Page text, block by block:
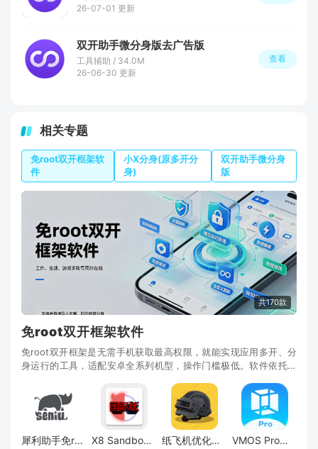
26-07-01 更新
双开助手微分身版去广告版
工具辅助 / 34.0M
26-06-30 更新
查看
相关专题
免root双开框架软
件
小X分身(原多开分
身)
双开助手微分身
版
共170款
免root双开框架软件
免root双开框架是无需手机获取最高权限，就能实现应用多开、分
身运行的工具，适配安卓全系列机型，操作门槛极低。软件依托虚
犀利助手免root修改王者战区 X8 Sandbox(X8安卓沙箱国际版apk) 纸飞机优化版框架app VMOS Pro官方正版